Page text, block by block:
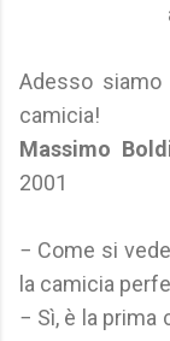
Adesso
camicia!
Massimo
2001
− Come si
la camicia
− Sì, è la